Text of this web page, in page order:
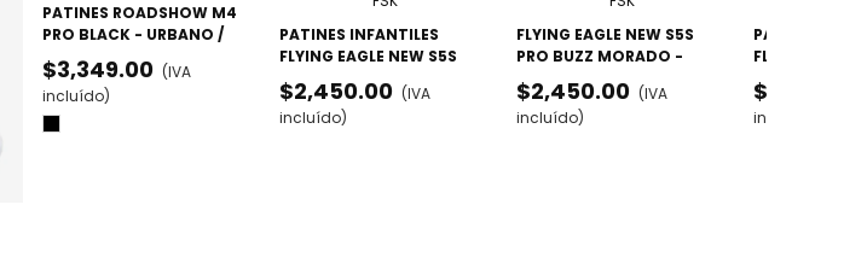
PATINES ROADSHOW M4
PRO BLACK - URBANO /
FREESKATE AVANZADO
$3,349.00 (IVA
incluído)
PATINES INFANTILES
FLYING EAGLE NEW S5S
PRO BUZZ NEGRO -
AJUSTABLES GAMA ALTA
$2,450.00 (IVA
incluído)
FLYING EAGLE NEW S5S
PRO BUZZ MORADO -
AJUSTABLES GAMA ALTA
$2,450.00 (IVA
incluído)
PATINES
FLYING
PRO BUZZ
incluído)